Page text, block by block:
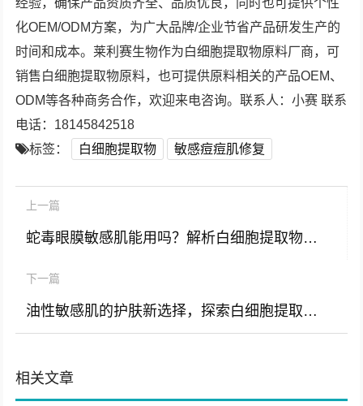
经验，确保产品资质齐全、品质优良，同时也可提供个性
化OEM/ODM方案，为广大品牌/企业节省产品研发生产的
时间和成本。莱利赛生物作为白细胞提取物原料厂商，可
销售白细胞提取物原料，也可提供原料相关的产品OEM、
ODM等各种商务合作，欢迎来电咨询。联系人：小赛 联系
电话：18145842518
标签：
白细胞提取物 敏感痘痘肌修复
上一篇
蛇毒眼膜敏感肌能用吗？解析白细胞提取物与眼部护理的科学关联
下一篇
油性敏感肌的护肤新选择，探索白细胞提取物的卓越功效
相关文章